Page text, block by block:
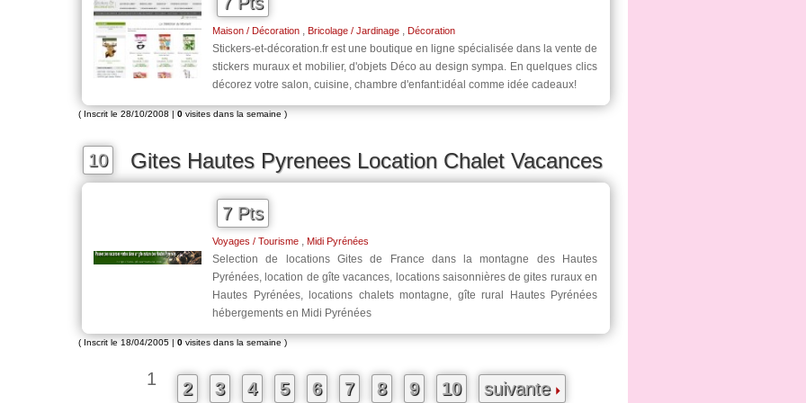
Maison / Décoration , Bricolage / Jardinage , Décoration
Stickers-et-décoration.fr est une boutique en ligne spécialisée dans la vente de
stickers muraux et mobilier, d'objets Déco au design sympa. En quelques clics
décorez votre salon, cuisine, chambre d'enfant:idéal comme idée cadeaux!
( Inscrit le 28/10/2008 | 0 visites dans la semaine )
10 Gites Hautes Pyrenees Location Chalet Vacances
7 Pts
Voyages / Tourisme , Midi Pyrénées
Selection de locations Gites de France dans la montagne des Hautes
Pyrénées, location de gîte vacances, locations saisonnières de gites ruraux en
Hautes Pyrénées, locations chalets montagne, gîte rural Hautes Pyrénées
hébergements en Midi Pyrénées
( Inscrit le 18/04/2005 | 0 visites dans la semaine )
1 2 3 4 5 6 7 8 9 10 suivante